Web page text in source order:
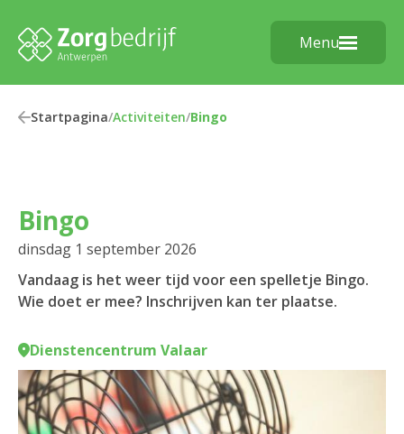
Menu
Startpagina/Activiteiten/Bingo
Bingo
dinsdag 1 september 2026
Vandaag is het weer tijd voor een spelletje Bingo.
Wie doet er mee? Inschrijven kan ter plaatse.
Dienstencentrum Valaar